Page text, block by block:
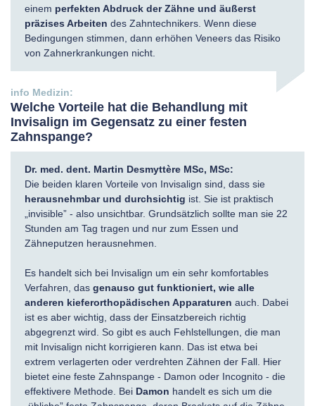
einem perfekten Abdruck der Zähne und äußerst
präzises Arbeiten des Zahntechnikers. Wenn diese
Bedingungen stimmen, dann erhöhen Veneers das Risiko
von Zahnerkrankungen nicht.
Welche Vorteile hat die Behandlung mit
Invisalign im Gegensatz zu einer festen
Zahnspange?
Dr. med. dent. Martin Desmyttère MSc, MSc:
Die beiden klaren Vorteile von Invisalign sind, dass sie
herausnehmbar und durchsichtig ist. Sie ist praktisch
„invisible” - also unsichtbar. Grundsätzlich sollte man sie 22
Stunden am Tag tragen und nur zum Essen und
Zähneputzen herausnehmen.
Es handelt sich bei Invisalign um ein sehr komfortables
Verfahren, das genauso gut funktioniert, wie alle
anderen kieferorthopädischen Apparaturen auch. Dabei
ist es aber wichtig, dass der Einsatzbereich richtig
abgegrenzt wird. So gibt es auch Fehlstellungen, die man
mit Invisalign nicht korrigieren kann. Das ist etwa bei
extrem verlagerten oder verdrehten Zähnen der Fall. Hier
bietet eine feste Zahnspange - Damon oder Incognito - die
effektivere Methode. Bei Damon handelt es sich um die